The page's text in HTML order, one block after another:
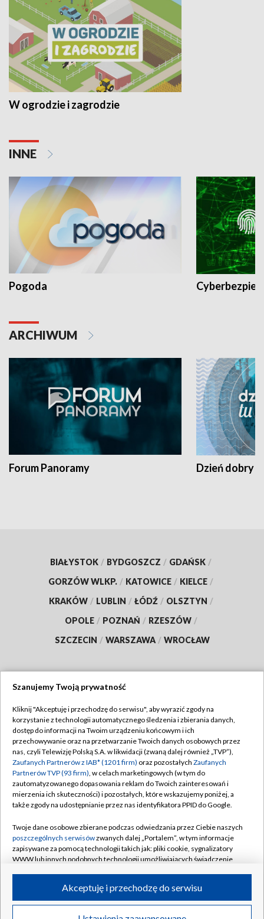
W ogrodzie i zagrodzie
INNE
Pogoda
ARCHIWUM
Forum Panoramy Dzień dobry
BIAŁYSTOK / BYDGOSZCZ / GDAŃSK /
GORZÓW WLKP. / KATOWICE / KIELCE /
KRAKÓW / LUBLIN / ŁÓDŹ / OLSZTYN /
OPOLE / POZNAŃ / RZESZÓW /
SZCZECIN / WARSZAWA / WROCŁAW
TVP
Abonament TVP
Emisja w TVP
Centrum informacji TVP
Naziemna Telewizja Cyfrowa
Rada Programowa
System NOS
Informacje o nadawcy
Program dla prasy
Regulamin TVP
Polityka prywatności
Moje zgody
Pomoc
Kontakt
Kanały
©2026 Telewizja Polska S.A. w likwidacji
Szanujemy Twoją prywatność
Kliknij "Akceptuję i przechodzę do serwisu", aby wyrazić zgody na
korzystanie z technologii automatycznego śledzenia i zbierania danych,
dostęp do informacji na Twoim urządzeniu końcowym i ich
przechowywanie oraz na przetwarzanie Twoich danych osobowych przez
nas, czyli Telewizję Polską S.A. w likwidacji (zwaną dalej również „TVP”),
Zaufanych Partnerów z IAB* (1201 firm) oraz pozostałych Zaufanych
Partnerów TVP (93 firm), w celach marketingowych (w tym do
zautomatyzowanego dopasowania reklam do Twoich zainteresowań i
mierzenia ich skuteczności) i pozostałych, które wskazujemy poniżej, a
także zgody na udostępnianie przez nas identyfikatora PPID do Google.
Twoje dane osobowe zbierane podczas odwiedzania przez Ciebie naszych
poszczególnych serwisówzwanych dalej „Portalem”, w tym informacje
zapisywane za pomocą technologii takich jak: pliki cookie, sygnalizatory
WWW lub innych podobnych technologii umożliwiających świadczenie
ruchu w Internecie.
Twoje dane osobowe zbierane podczas odwiedzania przez Ciebie
Akceptuję i przechodzę do serwisu